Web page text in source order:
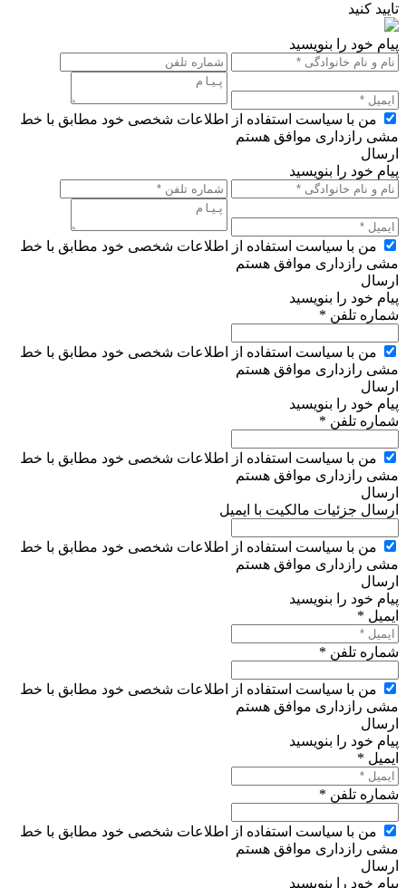
تایید کنید
پیام خود را بنویسید
من با سیاست استفاده از اطلاعات شخصی خود مطابق با خط
مشی رازداری موافق هستم
ارسال
پیام خود را بنویسید
من با سیاست استفاده از اطلاعات شخصی خود مطابق با خط
مشی رازداری موافق هستم
ارسال
پیام خود را بنویسید
شماره تلفن *
من با سیاست استفاده از اطلاعات شخصی خود مطابق با خط
مشی رازداری موافق هستم
ارسال
پیام خود را بنویسید
شماره تلفن *
من با سیاست استفاده از اطلاعات شخصی خود مطابق با خط
مشی رازداری موافق هستم
ارسال
ارسال جزئیات مالکیت با ایمیل
من با سیاست استفاده از اطلاعات شخصی خود مطابق با خط
مشی رازداری موافق هستم
ارسال
پیام خود را بنویسید
ایمیل *
شماره تلفن *
من با سیاست استفاده از اطلاعات شخصی خود مطابق با خط
مشی رازداری موافق هستم
ارسال
پیام خود را بنویسید
ایمیل *
شماره تلفن *
من با سیاست استفاده از اطلاعات شخصی خود مطابق با خط
مشی رازداری موافق هستم
ارسال
پیام خود را بنویسید